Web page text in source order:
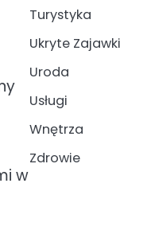
w
Turystyka
Ukryte Zajawki
Uroda
Usługi
Wnętrza
Zdrowie